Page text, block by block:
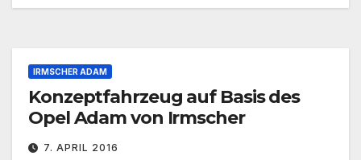
IRMSCHER ADAM
Konzeptfahrzeug auf Basis des
Opel Adam von Irmscher
7. APRIL 2016